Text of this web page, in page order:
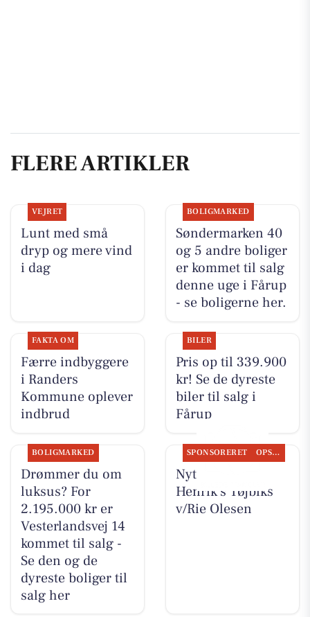
FLERE ARTIKLER
VEJRET
Lunt med små
dryp og mere vind
i dag
BOLIGMARKED
Søndermarken 40
og 5 andre boliger
er kommet til salg
denne uge i Fårup
- se boligerne her.
FAKTA OM
Færre indbyggere
i Randers
Kommune oplever
indbrud
BILER
Pris op til 339.900
kr! Se de dyreste
biler til salg i
Fårup
BOLIGMARKED
Drømmer du om
luksus? For
2.195.000 kr er
Vesterlandsvej 14
kommet til salg -
Se den og de
dyreste boliger til
salg her
SPONSORERET OPSLAGSTAVLEN
Nyt fra Rie &
Henrik's Tøjbiks
v/Rie Olesen